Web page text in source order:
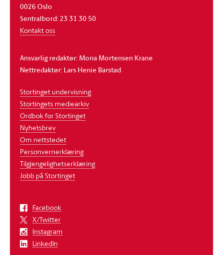
0026 Oslo
Sentralbord: 23 31 30 50
Kontakt oss
Ansvarlig redaktør: Mona Mortensen Krane
Nettredaktør: Lars Henie Barstad
Stortinget undervisning
Stortingets mediearkiv
Ordbok for Stortinget
Nyhetsbrev
Om nettstedet
Personvernerklæring
Tilgjengelighetserklæring
Jobb på Stortinget
Facebook
X/Twitter
Instagram
LinkedIn